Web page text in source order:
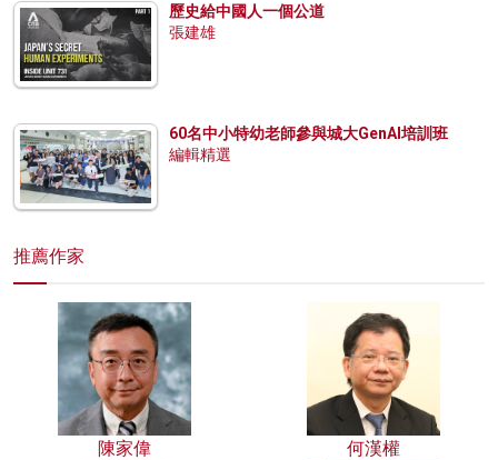
歷史給中國人一個公道
張建雄
60名中小特幼老師參與城大GenAI培訓班
編輯精選
推薦作家
陳家偉 何漢權